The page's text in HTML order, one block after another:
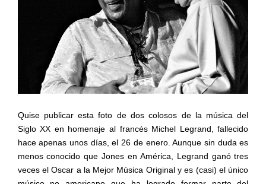
Quise publicar esta foto de dos colosos de la música del
Siglo XX en homenaje al francés Michel Legrand, fallecido
hace apenas unos días, el 26 de enero. Aunque sin duda es
menos conocido que Jones en América, Legrand ganó tres
veces el Oscar a la Mejor Música Original y es (casi) el único